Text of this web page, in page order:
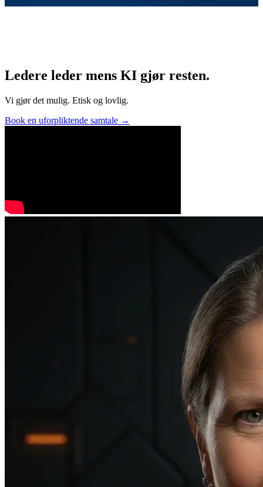
Ledere leder mens KI gjør resten.
Vi gjør det mulig. Etisk og lovlig.
Book en uforpliktende samtale →